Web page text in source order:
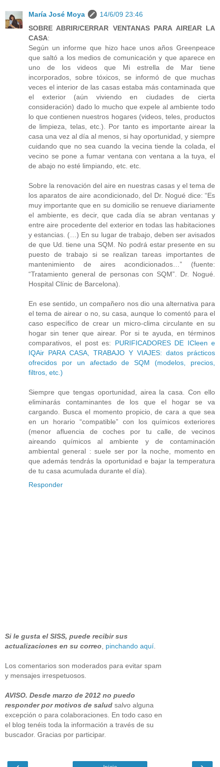
María José Moya
14/6/09 23:46
SOBRE ABRIR/CERRAR VENTANAS PARA AIREAR LA
CASA:
Según un informe que hizo hace unos años Greenpeace
que saltó a los medios de comunicación y que aparece en
uno de los videos que Mi estrella de Mar tiene
incorporados, sobre tóxicos, se informó de que muchas
veces el interior de las casas estaba más contaminada que
el exterior (aún viviendo en ciudades de cierta
consideración) dado lo mucho que expele al ambiente todo
lo que contienen nuestros hogares (videos, teles, productos
de limpieza, telas, etc.). Por tanto es importante airear la
casa una vez al día al menos, si hay oportunidad, y siempre
cuidando que no sea cuando la vecina tiende la colada, el
vecino se pone a fumar ventana con ventana a la tuya, el
de abajo no esté limpiando, etc. etc.
Sobre la renovación del aire en nuestras casas y el tema de
los aparatos de aire acondicionado, del Dr. Nogué dice: “Es
muy importante que en su domicilio se renueve diariamente
el ambiente, es decir, que cada día se abran ventanas y
entre aire procedente del exterior en todas las habitaciones
y estancias. (…) En su lugar de trabajo, deben ser avisados
de que Ud. tiene una SQM. No podrá estar presente en su
puesto de trabajo si se realizan tareas importantes de
mantenimiento de aires acondicionados…” (fuente:
“Tratamiento general de personas con SQM”. Dr. Nogué.
Hospital Clínic de Barcelona).
En ese sentido, un compañero nos dio una alternativa para
el tema de airear o no, su casa, aunque lo comentó para el
caso específico de crear un micro-clima circulante en su
hogar sin tener que airear. Por si te ayuda, en términos
comparativos, el post es: PURIFICADORES DE ICleen e
IQAir PARA CASA, TRABAJO Y VIAJES: datos prácticos
ofrecidos por un afectado de SQM (modelos, precios,
filtros, etc.)
Siempre que tengas oportunidad, airea la casa. Con ello
eliminarás contaminantes de los que el hogar se va
cargando. Busca el momento propicio, de cara a que sea
en un horario “compatible” con los químicos exteriores
(menor afluencia de coches por tu calle, de vecinos
aireando químicos al ambiente y de contaminación
ambiental general : suele ser por la noche, momento en
que además tendrás la oportunidad e bajar la temperatura
de tu casa acumulada durante el día).
Responder
Si le gusta el SISS, puede recibir sus
actualizaciones en su correo
pinchando aquí
Los comentarios son moderados para evitar spam
y mensajes irrespetuosos.
AVISO. Desde marzo de 2012 no puedo
responder por motivos de salud salvo alguna
excepción o para colaboraciones. En todo caso en
el blog tenéis toda la información a través de su
buscador. Gracias por participar.